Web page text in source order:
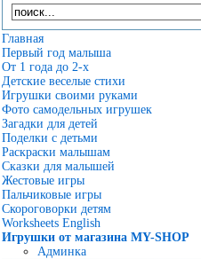
Главная
Первый год малыша
От 1 года до 2-х
Детские веселые стихи
Игрушки своими руками
Фото самодельных игрушек
Загадки для детей
Поделки с детьми
Раскраски малышам
Сказки для малышей
Жестовые игры
Пальчиковые игры
Скороговорки детям
Worksheets English
Игрушки от магазина MY-SHOP
Админка